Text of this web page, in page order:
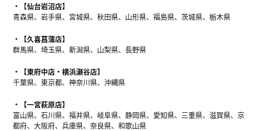
【仙台岩沼店】
青森県、岩手県、宮城県、秋田県、山形県、福島県、茨城県、栃木県
【久喜菖蒲店】
群馬県、埼玉県、新潟県、山梨県、長野県
【東府中店・横浜瀬谷店】
千葉県、東京都、神奈川県、沖縄県
【一宮萩原店】
富山県、石川県、福井県、岐阜県、静岡県、愛知県、三重県、滋賀県、京
都府、大阪府、兵庫県、奈良県、和歌山県